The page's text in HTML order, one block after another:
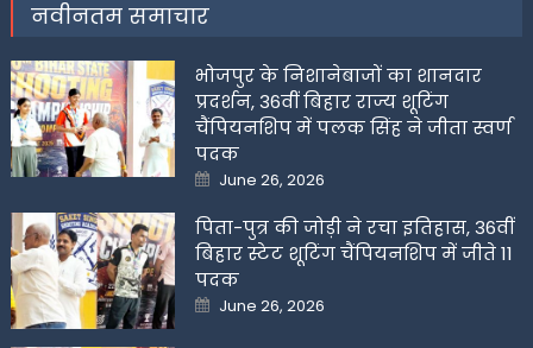
नवीनतम समाचार
भोजपुर के निशानेबाजों का शानदार
प्रदर्शन, 36वीं बिहार राज्य शूटिंग
चैंपियनशिप में पलक सिंह ने जीता स्वर्ण
पदक
Posted
on
June 26, 2026
पिता-पुत्र की जोड़ी ने रचा इतिहास, 36वीं
बिहार स्टेट शूटिंग चैंपियनशिप में जीते 11
पदक
Posted
on
June 26, 2026